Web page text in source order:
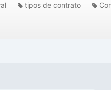
tipos de contrato